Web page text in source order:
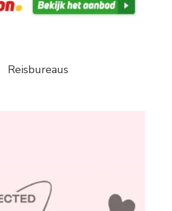
Reisbureaus